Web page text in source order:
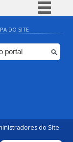
BR
DO SITE
do Site